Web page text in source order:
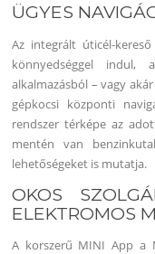
ÜGYES
Az integrált úticél-
könnyedséggel
alkalmazásból – vagy
gépkocsi központi
rendszer térképe az
mentén van
lehetőségeket is mutatja.
OKOS
ELEKTROMOS
A korszerű MINI App a